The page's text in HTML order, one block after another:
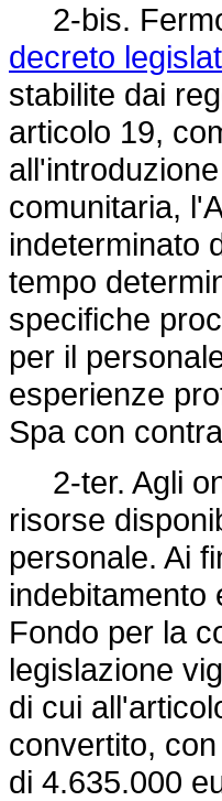
2-bis. Fermo
decreto
stabilite dai
articolo 19,
comunitaria,
indeterminato
tempo
specifiche
per il
esperienze
Spa con
2-ter. Agli
risorse
personale. Ai
indebitamento
Fondo per la
legislazione
di cui
convertito,
di 4.635.000